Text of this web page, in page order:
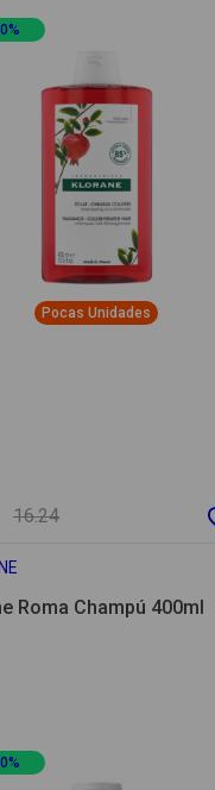
Pocas Unidades
16.24
Roma Champú 400ml